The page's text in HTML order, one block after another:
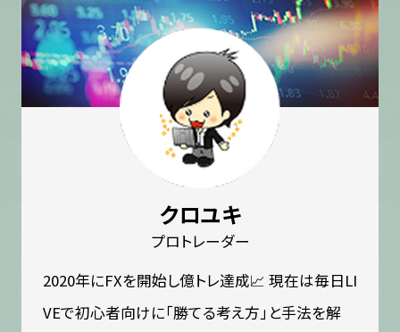
クロユキ
プロトレーダー
2020年にFXを開始し億トレ達成📈 現在は毎日LI
VEで初心者向けに「勝てる考え方」と手法を解